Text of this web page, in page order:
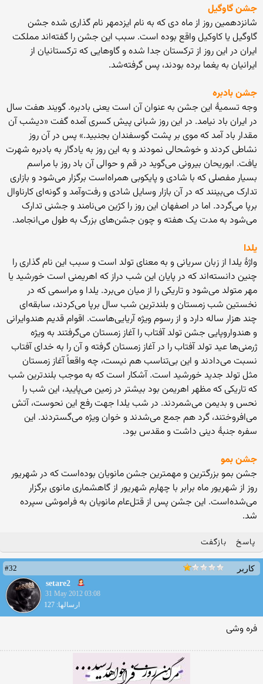
جشن گاوگیل
شانزدهمین روز از ماه دی که به نام ایزدمهر نام گذاری شده جشن
گاوگیل یا کاوکیل واقع بوده است. سبب این جشن را گفته‌اند مملکت
ایران در این روز از ترکستان جدا شده و گاوهایی که ترکستانیان از
ایرانیان به یغما برده بودند، پس گرفته‌شد.
جشن بادبره
وجه تسمیهٔ این جشن به عنوان آن است یعنی بادبره. گویند هفت سال
در ایران باد نیامد. در این روز شبانی پیش کسری آمده گفت «دیشب آن
مقدار باد آمد که موی بر پشت گوسفندان بجنبید.» پس در آن روز
نشاطی کردند و خوشحالی نمودند و به این روز به یادگار به بادبره شهرت
یافت. ابوریحان بیرونی می‌گوید در قم و حوالی آن باد روز با مراسم
بسیار مفصلی که با شادی و پایکوبی همراه‌است برگزار می‌شود و بازاری
تدارک می‌بینند که در آن بازار وسایل شادی و رفت‌وآمد و گونه‌ای کارناوال
برپا می‌گردد. اما در اصفهان این روز را کژین می‌نامند و جشنی تدارک
می‌شود به مدت یک هفته و چون جشن‌های بزرگ به طول می‌انجامد.
یلدا
واژهٔ یلدا از زبان سریانی و به معنای تولد است و سبب این نام گذاری را
چنین دانسته‌اند که در پایان این شب دراز که اهریمنی است خورشید یا
مهر متولد می‌شود و تاریکی را از میان می‌برد. یلدا و مراسمی که در
نخستین شب زمستان و بلندترین شب سال برپا می‌کردند، سابقه‌ای
چند هزار ساله دارد و از رسوم ویژه آریایی‌هاست. اقوام قدیم هندوایرانی
و هندواروپایی جشن تولد آفتاب را آغاز زمستان می‌گرفتند به ویژه
ژرمنی‌ها عید تولد آفتاب را در آغاز زمستان گرفته و آن را به خدای آفتاب
نسبت می‌دادند و این بی‌تناسب هم نیست، چه واقعاً آغاز زمستان
مثل تولد جدید خورشید است. آشکار است که به موجب بلندترین شب
که تاریکی که مظهر اهریمن بود بیشتر در زمین می‌پایید، این شب را
نحس و بدیمن می‌شمردند. در شب یلدا جهت رفع این نحوست، آتش
می‌افروختند، گرد هم جمع می‌شدند و خوان ویژه می‌گستردند. این
سفره جنبهٔ دینی داشت و مقدس بود.
جشن بمو
جشن بمو بزرگترین و مهمترین جشن مانویان بوده‌است که در شهریور
روز از شهریور ماه برابر با چهارم شهریور از گاهشماری مانوی برگزار
می‌شده‌است. این جشن پس از قتل‌عام مانویان به فراموشی سپرده
شد.
پاسخ بازگفت
کاربر
#32
setare2
31 May 2012 03:08
ارسالها: 127
فره وشی